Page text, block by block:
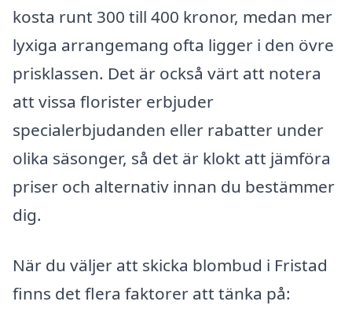
kosta runt 300 till 400 kronor, medan mer
lyxiga arrangemang ofta ligger i den övre
prisklassen. Det är också värt att notera
att vissa florister erbjuder
specialerbjudanden eller rabatter under
olika säsonger, så det är klokt att jämföra
priser och alternativ innan du bestämmer
dig.
När du väljer att skicka blombud i Fristad
finns det flera faktorer att tänka på: